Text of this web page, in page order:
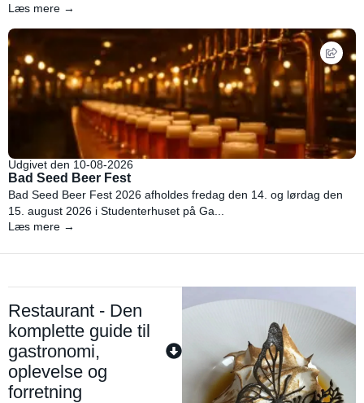
Læs mere →
Udgivet den 10-08-2026
Bad Seed Beer Fest
Bad Seed Beer Fest 2026 afholdes fredag den 14. og lørdag den
15. august 2026 i Studenterhuset på Ga...
Læs mere →
Restaurant - Den
komplette guide til
gastronomi,
oplevelse og
forretning